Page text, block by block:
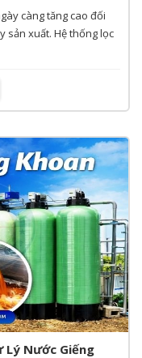
càng tăng cao đối
sản xuất. Hệ thống lọc
Lý Nước Giếng